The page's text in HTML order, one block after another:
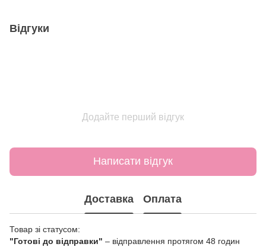
Відгуки
Додайте перший відгук
Написати відгук
Доставка Оплата
Товар зі статусом:
"Готові до відправки" – відправлення протягом 48 годин